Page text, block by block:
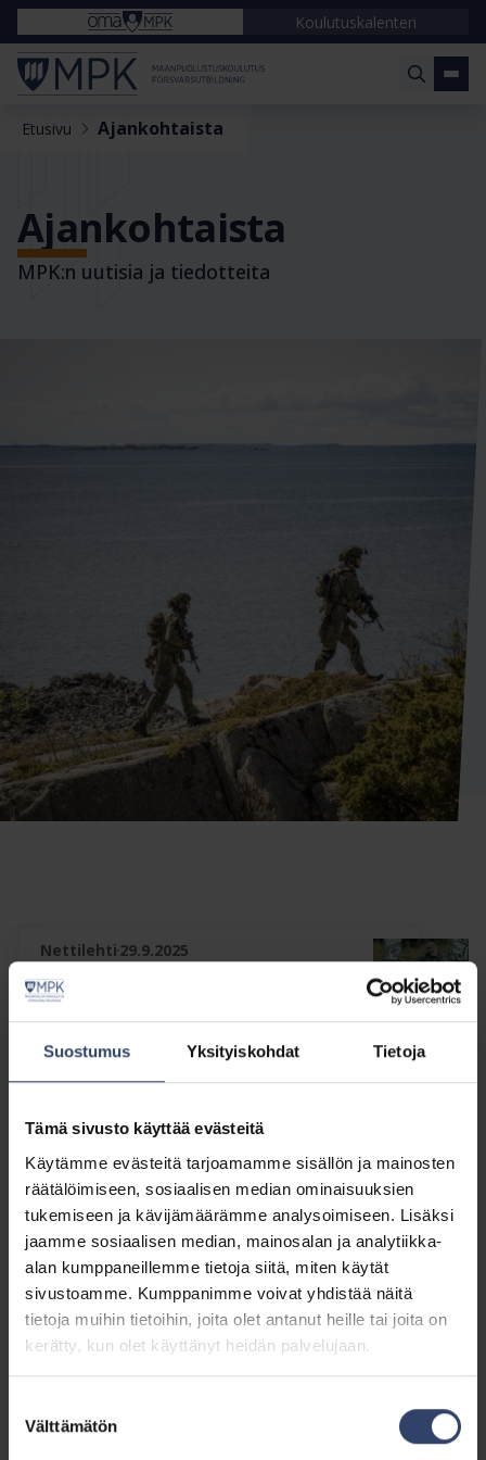
Suostumus Yksityiskohdat Tietoja
Tämä sivusto käyttää evästeitä
Käytämme evästeitä tarjoamamme sisällön ja mainosten
räätälöimiseen, sosiaalisen median ominaisuuksien
tukemiseen ja kävijämäärämme analysoimiseen. Lisäksi
jaamme sosiaalisen median, mainosalan ja analytiikka-
alan kumppaneillemme tietoja siitä, miten käytät
sivustoamme. Kumppanimme voivat yhdistää näitä
tietoja muihin tietoihin, joita olet antanut heille tai joita on
kerätty, kun olet käyttänyt heidän palvelujaan.
valinta
Välttämätön
Koulutuskalenteri
Etusivu Ajankohtaista
Ajankohtaista
MPK:n uutisia ja tiedotteita
Nettilehti 29.9.2025
Tällaista oli Hämeen Ilves 2025 -
harjoituksessa – katso parhaita
paloja videolta
Nettilehti21.9.2025
Nettilehti21.9.2025
Panssarihuoltomies Tilda Taulo
palasi Parolannummelle
kouluttamaan taisteluensiapua
Nettilehti21.9.2025
Kun harjoitusviikonloppu on ohi,
harjoituksen johtaja huokaisee
helpotuksesta
Nettilehti